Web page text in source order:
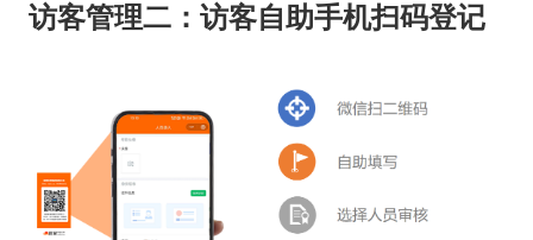
访客管理二：访客自助手机扫码登记